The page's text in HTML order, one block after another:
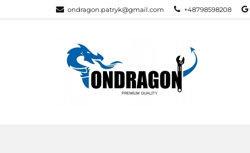
ondragon.patryk@gmail.com +48798598208
KATEGORIE